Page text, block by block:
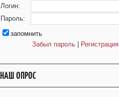
Логин:
Пароль:
запомнить
Забыл пароль
Регистрация
НАШ ОПРОС